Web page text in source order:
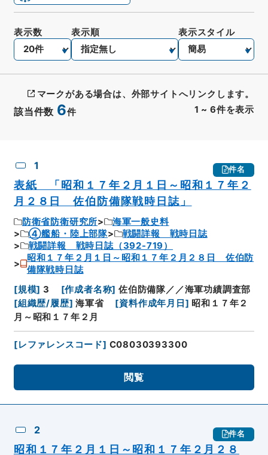
該当件数 6件 1 ~ 6件を表示
表示数 表示順 表示スタイル
マークがある場合は、外部サイトへリンクします。
1 件名
表紙 「昭和１７年２月１日～昭和１７年２
月２８日 佐伯防備隊戦時日誌」
防衛省防衛研究所
海軍一般史料
④艦船・陸上部隊
戦闘詳報 戦時日誌
戦闘詳報 戦時日誌（392-719）
昭和１７年２月１日～昭和１７年２月２８日 佐伯防
備隊戦時日誌
[規模] 3 [作成者名称] 佐伯防備隊／／海軍功績調査部
[組織歴/履歴] 海軍省 [資料作成年月日 ] 昭和１７年２
月～昭和１７年２月
[レファレンスコード] C08030393300
閲覧
2 件名
昭和１７年２月１日～昭和１７年２月２８